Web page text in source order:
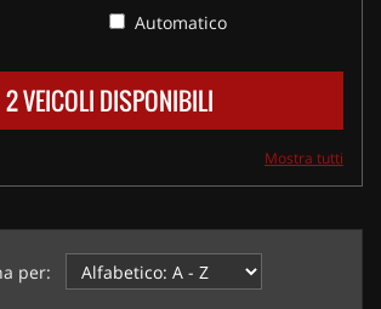
Automatico
2 VEICOLI DISPONIBILI
Mostra tutti
per: